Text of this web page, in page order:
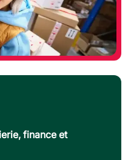
finance et